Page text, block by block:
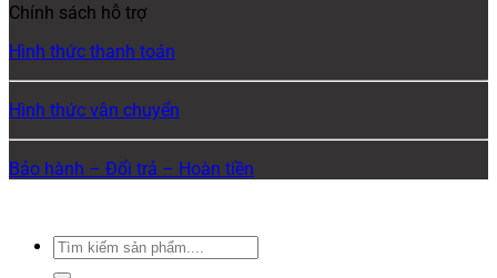
Chính sách hỗ trợ
Hình thức thanh toán
Hình thức vận chuyển
Bảo hành – Đổi trả – Hoàn tiền
Tìm
kiếm: